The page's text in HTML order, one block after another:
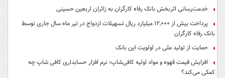
خدمت‌رسانی اثربخش بانک رفاه کارگران به زائران اربعین حسینی
پرداخت بیش از ۱۲,۰۰۰ میلیارد ریال تسهیلات ازدواج در تیر ماه سال جاری توسط
بانک رفاه کارگران
حمایت از تولید ملی در اولویت این بانک
افزایش قیمت قهوه و مواد اولیه کافی‌شاپ؛ نرم افزار حسابداری کافی شاپ چه
کمکی می‌کند؟